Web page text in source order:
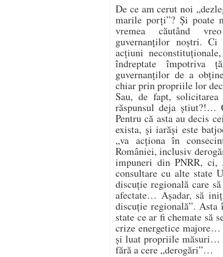
De ce am cerut noi
marile porți”? Și poate
vremea căutând
guvernanților noștri.
acțiuni
îndreptate împotriva
guvernanților de a
chiar prin propriile lor
Sau, de fapt,
răspunsul deja știut?!…
Pentru că asta au decis
exista, și iarăși este
„va acționa în
României, inclusiv
impuneri din PNRR, ci,
consultare cu alte state
discuție regională care
afectate… Așadar, să
discuție regională”.
state ce ar fi chemate să
crize energetice
și luat propriile măsuri…
fără a cere „derogări”…